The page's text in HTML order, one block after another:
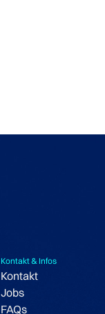
Kontakt & Infos
Kontakt
Jobs
FAQs